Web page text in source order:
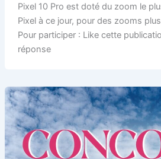
Pixel 10 Pro est doté du zoom le
Pixel à ce jour, pour des zooms
Pour participer : Like cette
réponse